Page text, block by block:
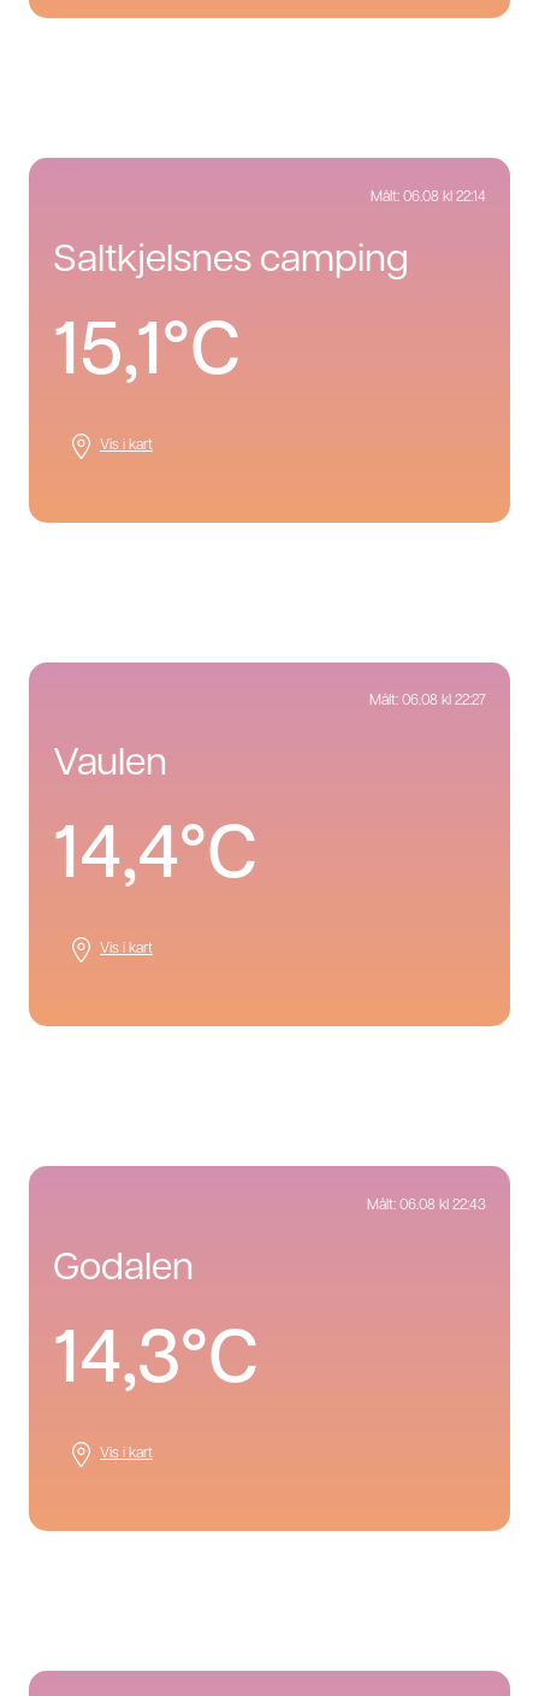
Målt: 06.08 kl 22:14
saltkjelsnes camping
15,1°C
Vis i kart
Målt: 06.08 kl 22:27
vaulen
14,4°C
Vis i kart
Målt: 06.08 kl 22:43
godalen
14,3°C
Vis i kart